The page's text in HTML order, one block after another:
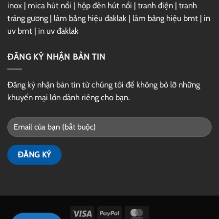
inox | mica hút nổi | hộp đèn hút nổi | tranh điện | tranh
tráng gương | làm bảng hiệu đaklak | làm bảng hiệu bmt | in
uv bmt | in uv đaklak
ĐĂNG KÝ NHẬN BẢN TIN
Đăng ký nhận bản tin từ chúng tôi để không bỏ lỡ những
khuyến mại lớn dành riêng cho bạn.
Visa PayPal